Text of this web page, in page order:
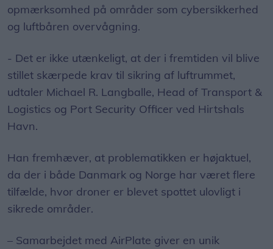
opmærksomhed på områder som cybersikkerhed
og luftbåren overvågning.
- Det er ikke utænkeligt, at der i fremtiden vil blive
stillet skærpede krav til sikring af luftrummet,
udtaler Michael R. Langballe, Head of Transport &
Logistics og Port Security Officer ved Hirtshals
Havn.
Han fremhæver, at problematikken er højaktuel,
da der i både Danmark og Norge har været flere
tilfælde, hvor droner er blevet spottet ulovligt i
sikrede områder.
– Samarbejdet med AirPlate giver en unik